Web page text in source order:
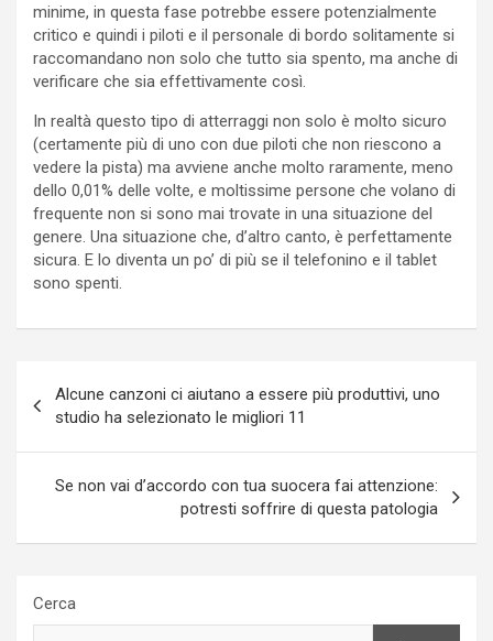
minime, in questa fase potrebbe essere potenzialmente
critico e quindi i piloti e il personale di bordo solitamente si
raccomandano non solo che tutto sia spento, ma anche di
verificare che sia effettivamente così.
In realtà questo tipo di atterraggi non solo è molto sicuro
(certamente più di uno con due piloti che non riescono a
vedere la pista) ma avviene anche molto raramente, meno
dello 0,01% delle volte, e moltissime persone che volano di
frequente non si sono mai trovate in una situazione del
genere. Una situazione che, d’altro canto, è perfettamente
sicura. E lo diventa un po’ di più se il telefonino e il tablet
sono spenti.
articoli
Alcune canzoni ci aiutano a essere più produttivi, uno
studio ha selezionato le migliori 11
Se non vai d’accordo con tua suocera fai attenzione:
potresti soffrire di questa patologia
Cerca